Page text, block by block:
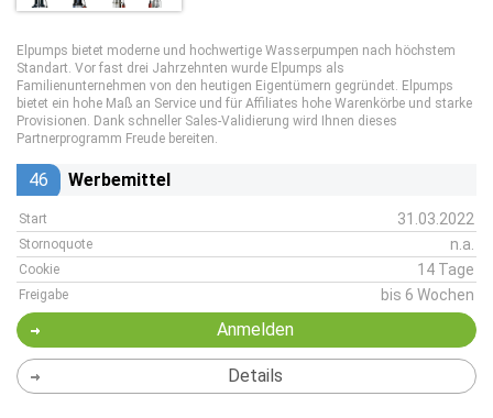
Elpumps bietet moderne und hochwertige Wasserpumpen nach höchstem
Standart. Vor fast drei Jahrzehnten wurde Elpumps als
Familienunternehmen von den heutigen Eigentümern gegründet. Elpumps
bietet ein hohe Maß an Service und für Affiliates hohe Warenkörbe und starke
Provisionen. Dank schneller Sales-Validierung wird Ihnen dieses
Partnerprogramm Freude bereiten.
46 Werbemittel
Start 31.03.2022
Stornoquote n.a.
Cookie 14 Tage
Freigabe bis 6 Wochen
Anmelden
Details